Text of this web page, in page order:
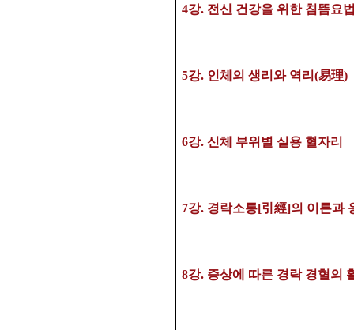
4강. 전신 건강을 위한 침뜸요
5강. 인체의 생리와 역리(易理)
6강. 신체 부위별 실용 혈자리
7강. 경락소통[引經]의 이론과
8강. 증상에 따른 경락 경혈의